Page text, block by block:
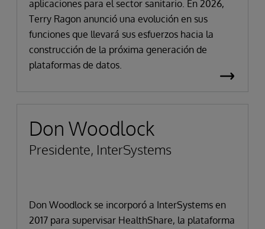
aplicaciones para el sector sanitario. En 2026,
Terry Ragon anunció una evolución en sus
funciones que llevará sus esfuerzos hacia la
construcción de la próxima generación de
plataformas de datos.
Don Woodlock
Presidente, InterSystems
Don Woodlock se incorporó a InterSystems en
2017 para supervisar HealthShare, la plataforma